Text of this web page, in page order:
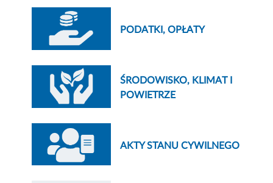
AKTY STANU CYWILNEGO
PODATKI, OPŁATY
ŚRODOWISKO, KLIMAT I
POWIETRZE